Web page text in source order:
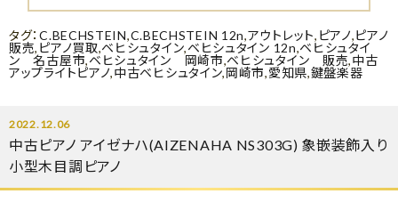
タグ：C.BECHSTEIN,C.BECHSTEIN 12n,アウトレット, ピアノ,ピアノ
販売, ピアノ買取,ベヒシュタイン,ベヒシュタイン 12n,ベヒシュタイ
ン 名古屋市,ベヒシュタイン 岡崎市,ベヒシュタイン 販売,中古
アップライトピアノ,中古ベヒシュタイン,岡崎市,愛知県,鍵盤楽器
2022.12.06
中古ピアノ アイゼナハ(AIZENAHA NS303G) 象嵌装飾入り
小型木目調ピアノ